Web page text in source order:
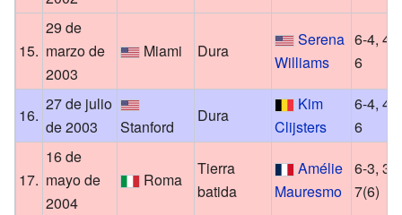
15.
29 de
marzo de
2003
Miami Dura
Serena
Williams
6-4, 4-
6
16.
27 de julio
de 2003
Stanford
Dura
Kim
Clijsters
6-4, 4-
6
17.
16 de
mayo de
2004
Roma
Tierra
batida
Amélie
Mauresmo
6-3, 3-
7(6)